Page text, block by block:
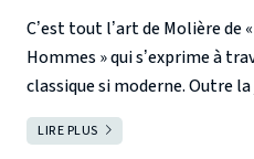
C’est tout l’art de Molière de
Hommes » qui s’exprime à
classique si moderne. Outre
psychiatrique de l’avarice à
d’Harpagon et la formidable
LIRE PLUS